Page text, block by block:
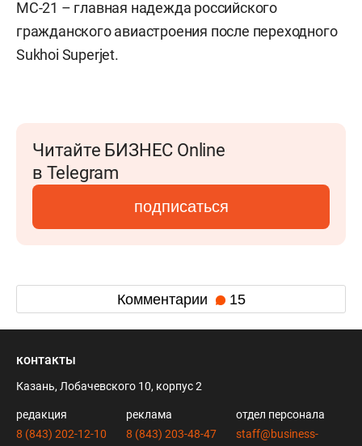
МС-21 – главная надежда российского
гражданского авиастроения после переходного
Sukhoi Superjet.
Читайте БИЗНЕС Online
в Telegram
подписаться
Комментарии 15
контакты
Казань, Лобачевского 10, корпус 2
редакция
8 (843) 202-12-10
реклама
8 (843) 203-48-47
отдел персонала
staff@business-